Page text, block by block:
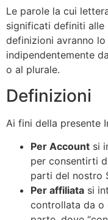
Le parole la cui
significati definiti alle
definizioni avranno
indipendentemente
o al plurale.
Definizioni
Ai fini della presente
Per Account si
per consentirti
parti del nostro
Per affiliata si
controllata da o